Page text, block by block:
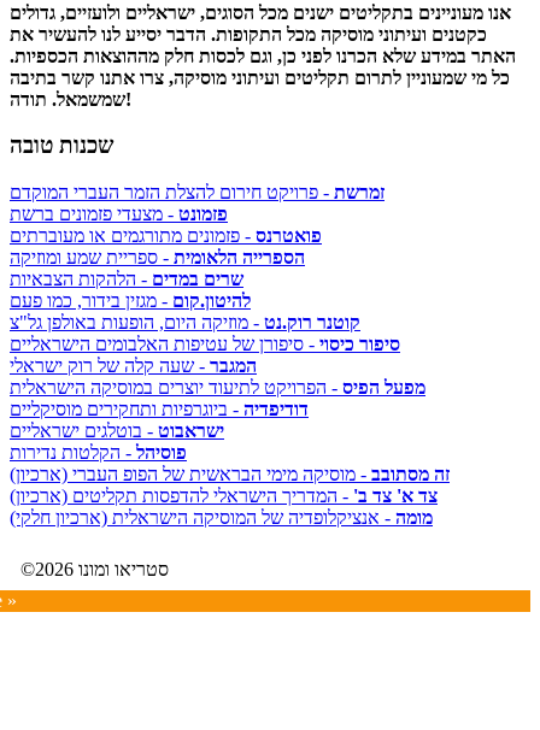
אנו מעוניינים בתקליטים ישנים מכל הסוגים, ישראליים ולועזיים, גדולים
כקטנים ועיתוני מוסיקה מכל התקופות. הדבר יסייע לנו להעשיר את
האתר במידע שלא הכרנו לפני כן, וגם לכסות חלק מההוצאות הכספיות.
כל מי שמעוניין לתרום תקליטים ועיתוני מוסיקה, צרו אתנו קשר בתיבה
שמשמאל. תודה!
שכנות טובה
זמרשת - פרויקט חירום להצלת הזמר העברי המוקדם
פזמונט - מצעדי פזמונים ברשת
פואטרנס - פזמונים מתורגמים או מעוברתים
הספרייה הלאומית - ספריית שמע ומוזיקה
שרים במדים - הלהקות הצבאיות
להיטון.קום - מגזין בידור, כמו פעם
קוטנר רוק.נט - מוזיקה היום, הופעות באולפן גל"צ
סיפור כיסוי - סיפורן של עטיפות האלבומים הישראליים
המגבר - שעה קלה של רוק ישראלי
מפעל הפיס - הפרויקט לתיעוד יוצרים במוסיקה הישראלית
דודיפדיה - ביוגרפיות ותחקירים מוסיקליים
ישראבוט - בוטלגים ישראליים
פוסיהל - הקלטות נדירות
זה מסתובב - מוסיקה מימי הבראשית של הפופ העברי (ארכיון)
צד א' צד ב' - המדריך הישראלי להדפסות תקליטים (ארכיון)
מומה - אנציקלופדיה של המוסיקה הישראלית (ארכיון חלקי)
©2026 סטריאו ומונו
»